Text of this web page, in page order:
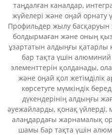
таңдалған каналдар,
жүйелері және оңай орнату
Профильдер жылу басқаруын
болдырмаған және оның
ұзартатын алдыңғы
бар тақта үшін
элементтерін қолданады,
және оңай қол
көрсетуге мүмкіндік
дүкендерінің алдыңғы
әуежайларды, қонақ
алаңдардағы жарнамалық
шамы бар тақта үшін